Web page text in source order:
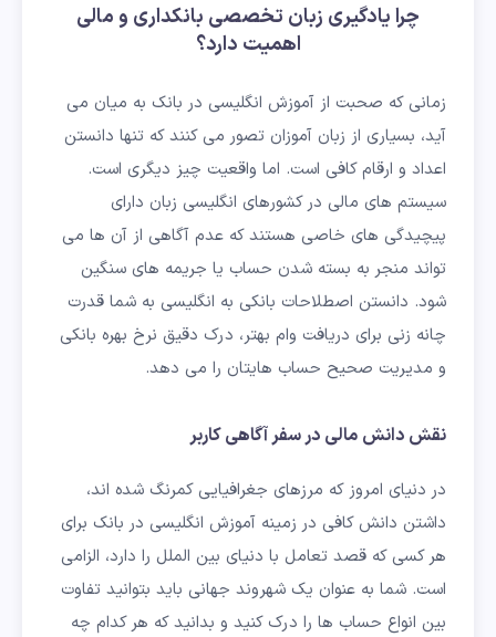
چرا یادگیری زبان تخصصی بانکداری و مالی
اهمیت دارد؟
زمانی که صحبت از آموزش انگلیسی در بانک به میان می
آید، بسیاری از زبان آموزان تصور می کنند که تنها دانستن
اعداد و ارقام کافی است. اما واقعیت چیز دیگری است.
سیستم های مالی در کشورهای انگلیسی زبان دارای
پیچیدگی های خاصی هستند که عدم آگاهی از آن ها می
تواند منجر به بسته شدن حساب یا جریمه های سنگین
شود. دانستن اصطلاحات بانکی به انگلیسی به شما قدرت
چانه زنی برای دریافت وام بهتر، درک دقیق نرخ بهره بانکی
و مدیریت صحیح حساب هایتان را می دهد.
نقش دانش مالی در سفر آگاهی کاربر
در دنیای امروز که مرزهای جغرافیایی کمرنگ شده اند،
داشتن دانش کافی در زمینه آموزش انگلیسی در بانک برای
هر کسی که قصد تعامل با دنیای بین الملل را دارد، الزامی
است. شما به عنوان یک شهروند جهانی باید بتوانید تفاوت
بین انواع حساب ها را درک کنید و بدانید که هر کدام چه